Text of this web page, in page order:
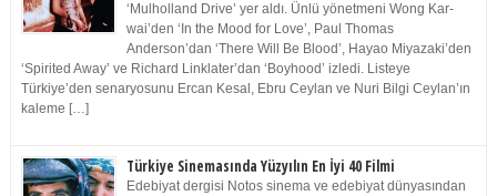
‘Mulholland Drive’ yer aldı. Ünlü yönetmeni Wong Kar-
wai’den ‘In the Mood for Love’, Paul Thomas
Anderson’dan ‘There Will Be Blood’, Hayao Miyazaki’den
‘Spirited Away’ ve Richard Linklater’dan ‘Boyhood’ izledi. Listeye
Türkiye’den senaryosunu Ercan Kesal, Ebru Ceylan ve Nuri Bilgi Ceylan’ın
kaleme […]
Türkiye Sinemasında Yüzyılın En İyi 40 Filmi
Edebiyat dergisi Notos sinema ve edebiyat dünyasından